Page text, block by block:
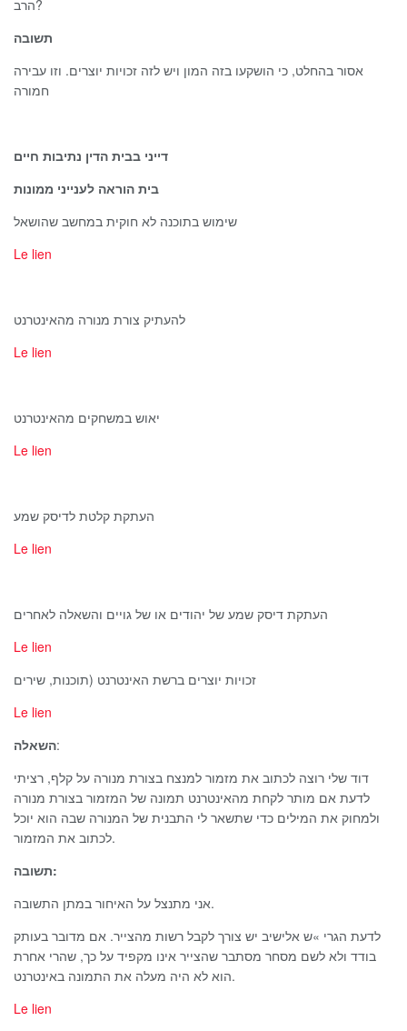
הרב?
תשובה
אסור בהחלט, כי הושקעו בזה המון ויש לזה זכויות יוצרים. וזו עבירה
חמורה
דייני בבית הדין נתיבות חיים
בית הוראה לענייני ממונות
שימוש בתוכנה לא חוקית במחשב שהושאל
Le lien
להעתיק צורת מנורה מהאינטרנט
Le lien
יאוש במשחקים מהאינטרנט
Le lien
העתקת קלטת לדיסק שמע
Le lien
העתקת דיסק שמע של יהודים או של גויים והשאלה לאחרים
Le lien
זכויות יוצרים ברשת האינטרנט (תוכנות, שירים
Le lien
השאלה:
דוד שלי רוצה לכתוב את מזמור למנצח בצורת מנורה על קלף, רציתי
לדעת אם מותר לקחת מהאינטרנט תמונה של המזמור בצורת מנורה
ולמחוק את המילים כדי שתשאר לי התבנית של המנורה שבה הוא יוכל
לכתוב את המזמור.
תשובה:
אני מתנצל על האיחור במתן התשובה.
לדעת הגרי »ש אלישיב יש צורך לקבל רשות מהצייר. אם מדובר בעותק
בודד ולא לשם מסחר מסתבר שהצייר אינו מקפיד על כך, שהרי אחרת
הוא לא היה מעלה את התמונה באינטרנט.
Le lien